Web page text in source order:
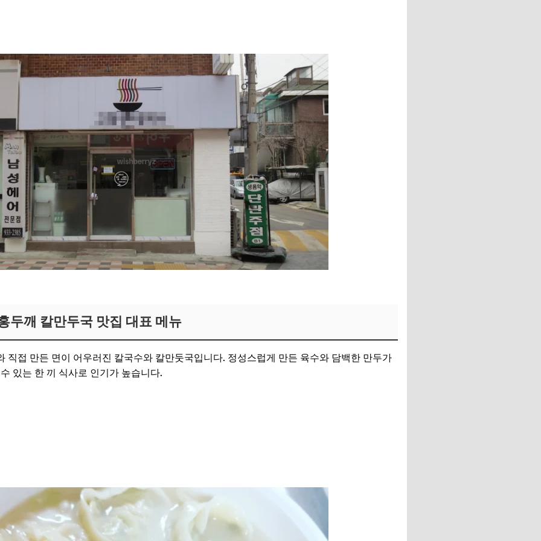
두깨 칼만두국 맛집 대표 메뉴
직접 만든 면이 어우러진 칼국수와 칼만둣국입니다. 정성스럽게 만든 육수와 담백한 만두가
있는 한 끼 식사로 인기가 높습니다.